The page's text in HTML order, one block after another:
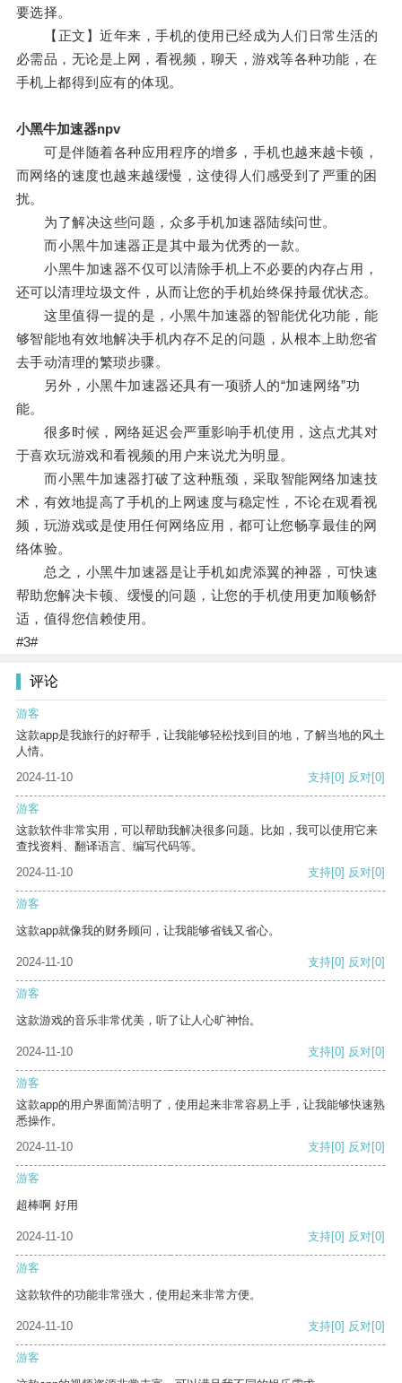
要选择。
【正文】近年来，手机的使用已经成为人们日常生活的
必需品，无论是上网，看视频，聊天，游戏等各种功能，在
手机上都得到应有的体现。
小黑牛加速器npv
可是伴随着各种应用程序的增多，手机也越来越卡顿，
而网络的速度也越来越缓慢，这使得人们感受到了严重的困
扰。
为了解决这些问题，众多手机加速器陆续问世。
而小黑牛加速器正是其中最为优秀的一款。
小黑牛加速器不仅可以清除手机上不必要的内存占用，
还可以清理垃圾文件，从而让您的手机始终保持最优状态。
这里值得一提的是，小黑牛加速器的智能优化功能，能
够智能地有效地解决手机内存不足的问题，从根本上助您省
去手动清理的繁琐步骤。
另外，小黑牛加速器还具有一项骄人的“加速网络”功
能。
很多时候，网络延迟会严重影响手机使用，这点尤其对
于喜欢玩游戏和看视频的用户来说尤为明显。
而小黑牛加速器打破了这种瓶颈，采取智能网络加速技
术，有效地提高了手机的上网速度与稳定性，不论在观看视
频，玩游戏或是使用任何网络应用，都可让您畅享最佳的网
络体验。
总之，小黑牛加速器是让手机如虎添翼的神器，可快速
帮助您解决卡顿、缓慢的问题，让您的手机使用更加顺畅舒
适，值得您信赖使用。
#3#
评论
游客
这款app是我旅行的好帮手，让我能够轻松找到目的地，了解当地的风土
人情。
2024-11-10
支持[0] 反对[0]
游客
这款软件非常实用，可以帮助我解决很多问题。比如，我可以使用它来
查找资料、翻译语言、编写代码等。
2024-11-10
支持[0] 反对[0]
游客
这款app就像我的财务顾问，让我能够省钱又省心。
2024-11-10 支持[0] 反对[0]
游客
这款游戏的音乐非常优美，听了让人心旷神怡。
2024-11-10 支持[0] 反对[0]
游客
这款app的用户界面简洁明了，使用起来非常容易上手，让我能够快速熟
悉操作。
2024-11-10
支持[0] 反对[0]
游客
超棒啊 好用
2024-11-10 支持[0] 反对[0]
游客
这款软件的功能非常强大，使用起来非常方便。
2024-11-10 支持[0] 反对[0]
游客